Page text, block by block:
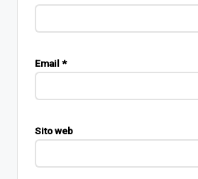
Email *
Sito web